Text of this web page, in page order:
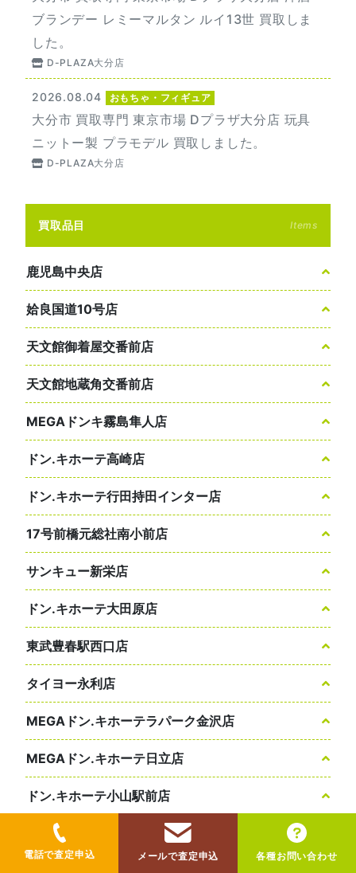
ブランデー レミーマルタン ルイ13世 買取しま
した。
D-PLAZA大分店
2026.08.04 おもちゃ・フィギュア
大分市 買取専門 東京市場 Dプラザ大分店 玩具
ニットー製 プラモデル 買取しました。
D-PLAZA大分店
買取品目 Items
鹿児島中央店
姶良国道10号店
天文館御着屋交番前店
天文館地蔵角交番前店
MEGAドンキ霧島隼人店
ドン.キホーテ高崎店
ドン.キホーテ行田持田インター店
17号前橋元総社南小前店
サンキュー新栄店
ドン.キホーテ大田原店
東武豊春駅西口店
タイヨー永利店
MEGAドン.キホーテラパーク金沢店
MEGAドン.キホーテ日立店
ドン.キホーテ小山駅前店
西武小手指駅北口タワーズ店
電話で査定申込 メールで査定申込 各種お問い合わせ